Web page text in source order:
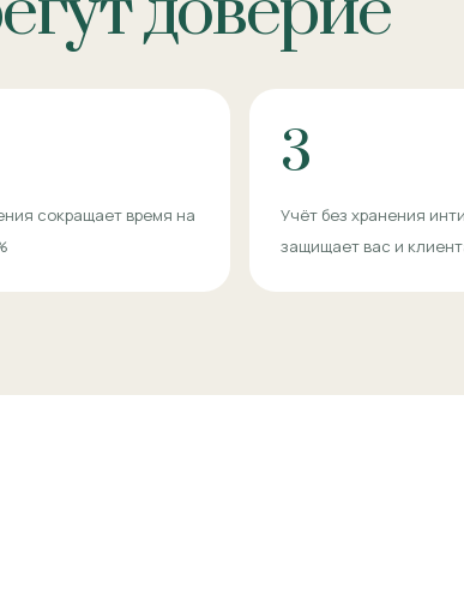
сокращает время на
3
Учёт без хранения
защищает вас и